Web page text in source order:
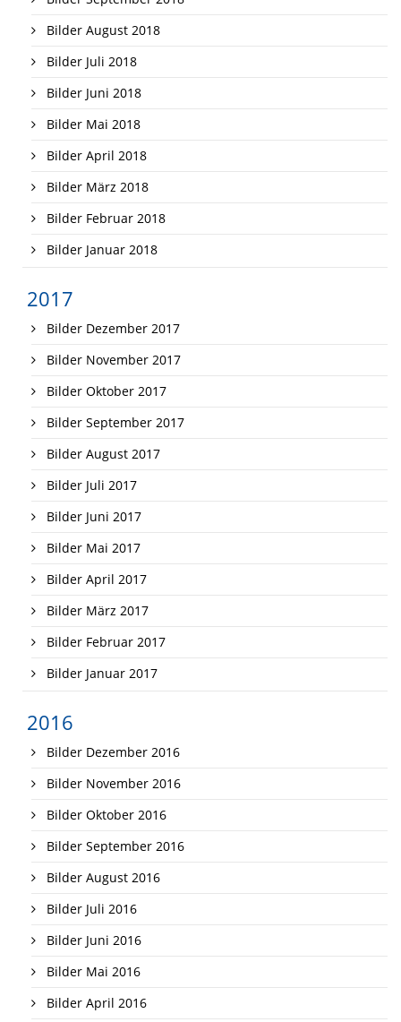
Bilder August 2018
Bilder Juli 2018
Bilder Juni 2018
Bilder Mai 2018
Bilder April 2018
Bilder März 2018
Bilder Februar 2018
Bilder Januar 2018
2017
Bilder Dezember 2017
Bilder November 2017
Bilder Oktober 2017
Bilder September 2017
Bilder August 2017
Bilder Juli 2017
Bilder Juni 2017
Bilder Mai 2017
Bilder April 2017
Bilder März 2017
Bilder Februar 2017
Bilder Januar 2017
2016
Bilder Dezember 2016
Bilder November 2016
Bilder Oktober 2016
Bilder September 2016
Bilder August 2016
Bilder Juli 2016
Bilder Juni 2016
Bilder Mai 2016
Bilder April 2016